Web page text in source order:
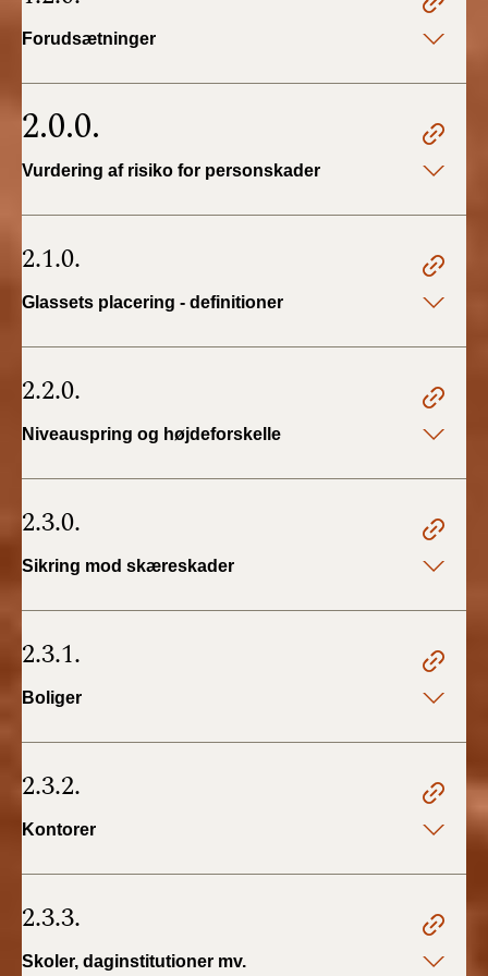
2019)
2018)
BR15 (2015-2018)
Forudsætninger
2.0.0.
Vurdering af risiko for personskader
2.1.0.
Glassets placering - definitioner
2.2.0.
Niveauspring og højdeforskelle
2.3.0.
Sikring mod skæreskader
2.3.1.
Boliger
2.3.2.
Kontorer
2.3.3.
Skoler, daginstitutioner mv.